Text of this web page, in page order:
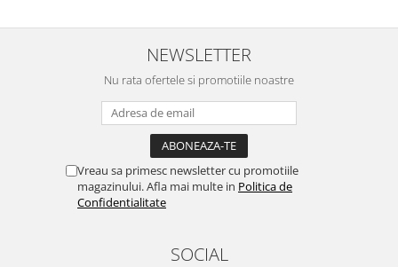
NEWSLETTER
Nu rata ofertele si promotiile noastre
Vreau sa primesc newsletter cu promotiile
magazinului. Afla mai multe in Politica de
Confidentialitate
SOCIAL